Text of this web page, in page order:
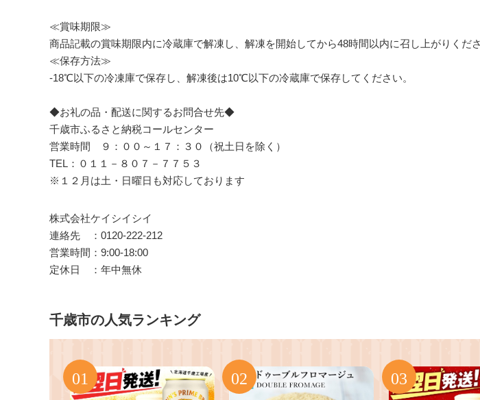
≪賞味期限≫
商品記載の賞味期限内に冷蔵庫で解凍し、解凍を開始してから48時間以内に召し上がりくださ
≪保存方法≫
-18℃以下の冷凍庫で保存し、解凍後は10℃以下の冷蔵庫で保存してください。
◆お礼の品・配送に関するお問合せ先◆
千歳市ふるさと納税コールセンター
営業時間 ９：００～１７：３０（祝土日を除く）
TEL：０１１－８０７－７７５３
※１２月は土・日曜日も対応しております
株式会社ケイシイシイ
連絡先 ：0120-222-212
営業時間：9:00-18:00
定休日 ：年中無休
千歳市の人気ランキング